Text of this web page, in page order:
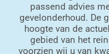
passend advies
gevelonderhoud. De
hoogte van de
gebied van het
voorzien wij u van